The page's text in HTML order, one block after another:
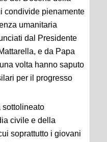
condivide pienamente
umanitaria
dal Presidente
e da Papa
volta hanno saputo
per il progresso
sottolineato
civile e della
soprattutto i giovani